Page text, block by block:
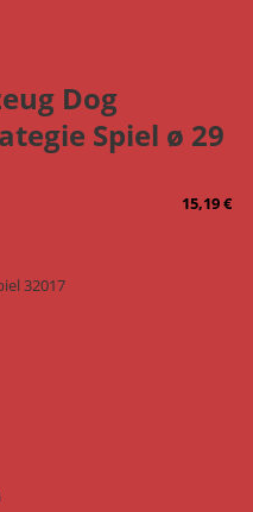
Dog
Spiel ø 29
15,19€
32017